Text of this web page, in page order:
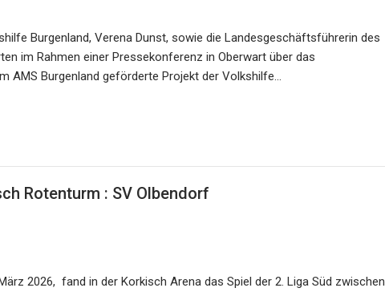
Burgenland, Verena Dunst, sowie die Landesgeschäftsführerin des
im Rahmen einer Pressekonferenz in Oberwart über das
AMS Burgenland geförderte Projekt der Volkshilfe…
Rotenturm : SV Olbendorf
2026, fand in der Korkisch Arena das Spiel der 2. Liga Süd zwischen